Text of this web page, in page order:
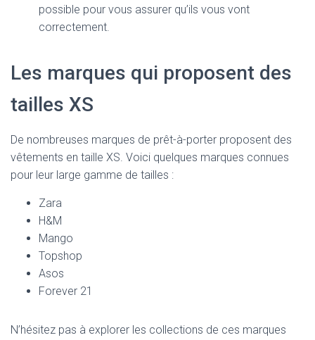
possible pour vous assurer qu’ils vous vont
correctement.
Les marques qui proposent des
tailles XS
De nombreuses marques de prêt-à-porter proposent des
vêtements en taille XS. Voici quelques marques connues
pour leur large gamme de tailles :
Zara
H&M
Mango
Topshop
Asos
Forever 21
N’hésitez pas à explorer les collections de ces marques